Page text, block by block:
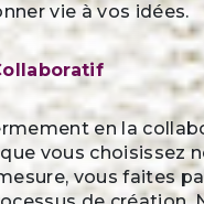
vie à vos idées.
en la
vous choisissez
vous faites